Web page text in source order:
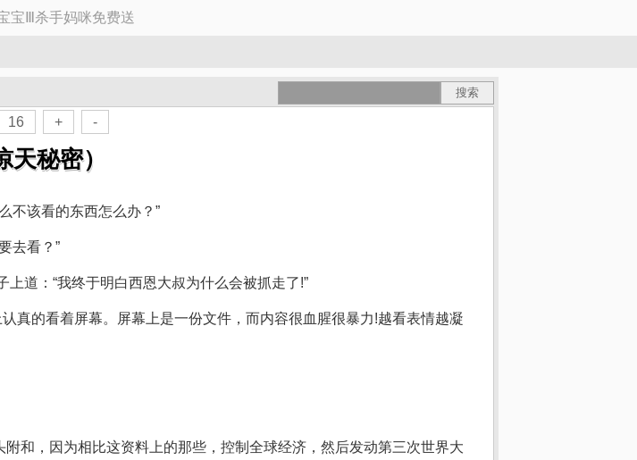
宝Ⅲ杀手妈咪免费送
16 + -
天秘密）
不该看的东西怎么办？”
去看？”
道：“我终于明白西恩大叔为什么会被抓走了!”
真的看着屏幕。屏幕上是一份文件，而内容很血腥很暴力!越看表情越凝
和，因为相比这资料上的那些，控制全球经济，然后发动第三次世界大